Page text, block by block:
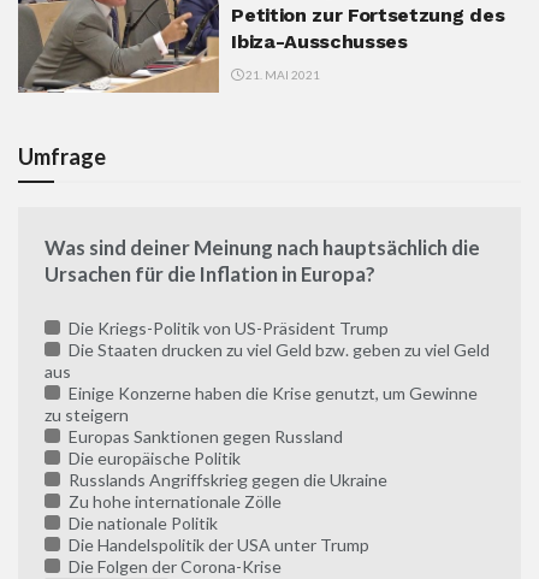
Petition zur Fortsetzung des
Ibiza-Ausschusses
21. MAI 2021
Umfrage
Was sind deiner Meinung nach hauptsächlich die
Ursachen für die Inflation in Europa?
Die Kriegs-Politik von US-Präsident Trump
Die Staaten drucken zu viel Geld bzw. geben zu viel Geld
aus
Einige Konzerne haben die Krise genutzt, um Gewinne
zu steigern
Europas Sanktionen gegen Russland
Die europäische Politik
Russlands Angriffskrieg gegen die Ukraine
Zu hohe internationale Zölle
Die nationale Politik
Die Handelspolitik der USA unter Trump
Die Folgen der Corona-Krise